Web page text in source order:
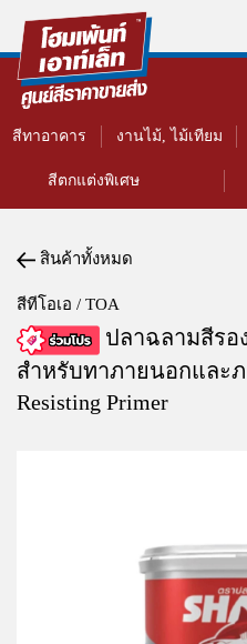
สีทาอาคาร งานไม้, ไม้เทียม
สีตกแต่งพิเศษ
สินค้าทั้งหมด
สีทีโอเอ / TOA
ปลาฉลามสีร
สำหรับทาภายนอกและภ
Resisting Primer